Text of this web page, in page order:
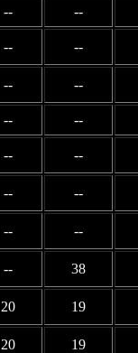
-- --
-- --
-- --
-- --
-- --
-- --
-- --
-- 38
20 19
20 19